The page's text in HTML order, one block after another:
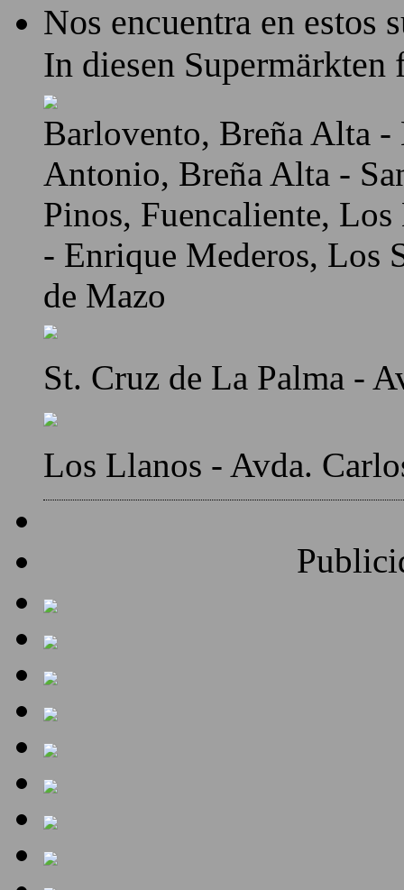
Nos encuentra en estos
In diesen Supermärkten
Barlovento, Breña Alta
Antonio, Breña Alta -
Pinos, Fuencaliente,
- Enrique Mederos, Los
de Mazo
St. Cruz de La Palma -
Los Llanos - Avda.